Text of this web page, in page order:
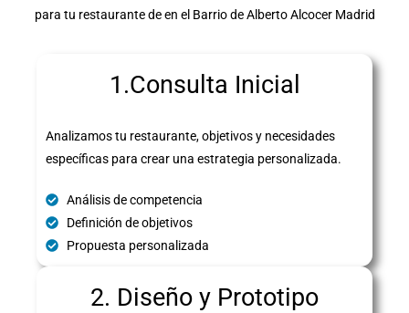
para tu restaurante de en el Barrio de Alberto Alcocer Madrid
1.Consulta Inicial
Analizamos tu restaurante, objetivos y necesidades
específicas para crear una estrategia personalizada.
Análisis de competencia
Definición de objetivos
Propuesta personalizada
2. Diseño y Prototipo